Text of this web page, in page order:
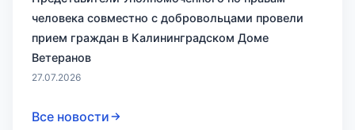
человека совместно с добровольцами провели
прием граждан в Калининградском Доме
Ветеранов
27.07.2026
Все новости